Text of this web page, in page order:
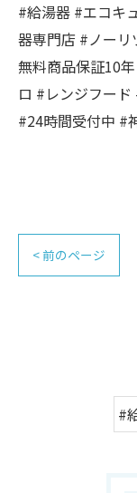
#給湯器 #エコキ
器専門店 #ノー
無料商品保証10
ロ #レンジフー
#24時間受付中 #
< 前のページ
#